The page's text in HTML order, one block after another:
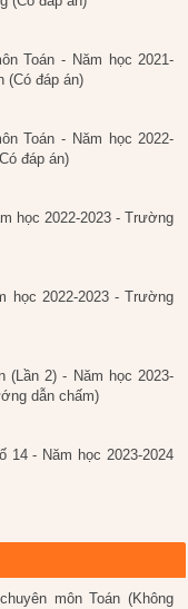
Toán - Năm học 2021-
(Có đáp án)
Toán - Năm học 2022-
đáp án)
học 2022-2023 - Trường
học 2022-2023 - Trường
2) - Năm học 2023-
dẫn chấm)
- Năm học 2023-2024
môn Toán (Không